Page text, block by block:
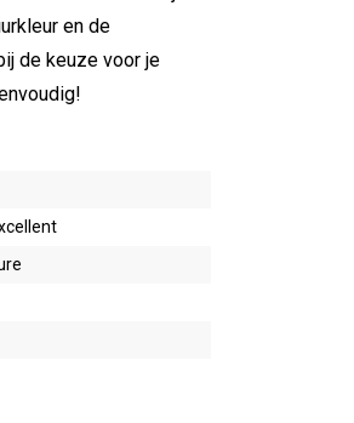
en de
de keuze voor je